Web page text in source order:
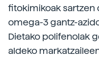
fitokimikoak sartzen
omega-3 gantz-
Dietako polifenolak
aldeko